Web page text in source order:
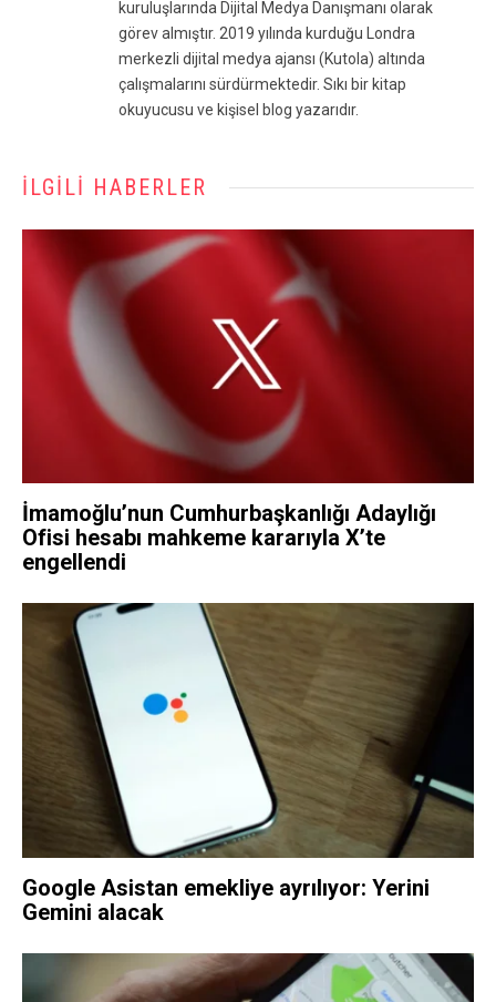
kuruluşlarında Dijital Medya Danışmanı olarak
görev almıştır. 2019 yılında kurduğu Londra
merkezli dijital medya ajansı (Kutola) altında
çalışmalarını sürdürmektedir. Sıkı bir kitap
okuyucusu ve kişisel blog yazarıdır.
İLGILI HABERLER
İmamoğlu’nun Cumhurbaşkanlığı Adaylığı
Ofisi hesabı mahkeme kararıyla X’te
engellendi
Google Asistan emekliye ayrılıyor: Yerini
Gemini alacak